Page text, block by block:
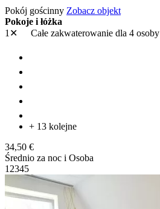
Pokój gościnny Zobacz objekt
Pokoje i łóżka
1✕
Całe zakwaterowanie dla 4 osoby
+ 13 kolejne
34,50 €
Średnio za noc i Osoba
1 2345